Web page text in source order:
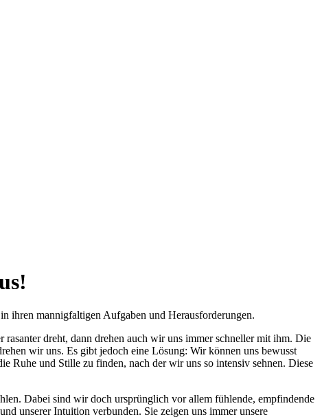
ihren mannigfaltigen Aufgaben und Herausforderungen.
dreht, dann drehen auch wir uns immer schneller mit ihm. Die
wir uns. Es gibt jedoch eine Lösung: Wir können uns bewusst
Ruhe und Stille zu finden, nach der wir uns so intensiv sehnen. Diese
Dabei sind wir doch ursprünglich vor allem fühlende, empfindende
unserer Intuition verbunden. Sie zeigen uns immer unsere